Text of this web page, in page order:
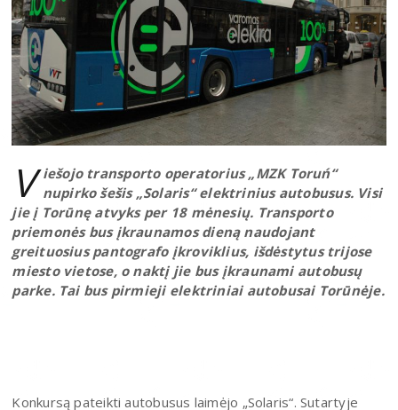
V iešojo transporto operatorius „MZK Toruń“
nupirko šešis „Solaris“ elektrinius autobusus. Visi
jie į Torūnę atvyks per 18 mėnesių. Transporto
priemonės bus įkraunamos dieną naudojant
greituosius pantografo įkroviklius, išdėstytus trijose
miesto vietose, o naktį jie bus įkraunami autobusų
parke. Tai bus pirmieji elektriniai autobusai Torūnėje.
Konkursą pateikti autobusus laimėjo „Solaris“. Sutartyje